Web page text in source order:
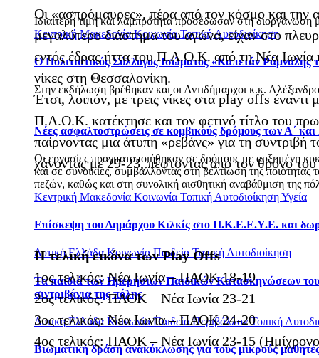
Ιδιαίτερη τιμή και λαμπρότητα προσέδωσαν στη διοργάνωση
Κεντρική ΜακεδονίαΚοινωνίαΤοπική Αυτοδιοίκηση
Ο Πολιτιστικός Σύλλογος Ισώματος «Καπετάν Ράμναλης
Στην εκδήλωση βρέθηκαν και οι Αντιδήμαρχοι κ.κ.
Νέες ασφαλτοστρώσεις σε κομβικούς δρόμους των Α΄
Οι εργασίες πραγματοποιήθηκαν σε δρόμους με αυξημένη
και σε συνοικίες, συμβάλλοντας στη βελτίωση της
πεζών, καθώς και στη συνολική αισθητική αναβάθμιση της
Κεντρική Μακεδονία Κοινωνία Τοπική ΑυτοδιοίκησηΥγεία
Επίσκεψη του Δημάρχου Κιλκίς στο Π.Κ.Ε.Ε.Υ.Ε. και
Δυτική ΕλλάδαΚοινωνίαΠαιδεία Τοπική Αυτοδιοίκηση
Τα παιδιά των Ημερήσιων Παιδικών Κατασκηνώσεων
σιντριβάνια της πόλης
Δυτική Ελλάδα ΚοινωνίαΠαιδείαΠεριβάλλονΤοπική
Βιωματική δράση ανακύκλωσης για τους μικρούς
Οι «ασπρόμαυρες», πέρα από τον κόσμο και την
μεγαλύτερο διάστημα του αγώνα, είχαν στο
εντός έδρας ήττα του Π.Α.Ο.Κ. από τη Νέα Ιωνία
νίκες στη Θεσσαλονίκη.
Έτσι, λοιπόν, με τρεις νίκες στα play offs
Π.Α.Ο.Κ. κατέκτησε και τον φετινό τίτλο του
παίρνοντας μια άτυπη «ρεβάνς» για τη
χάνοντας με 29-23, πέφτοντας από τον θρόνο
Η τελική εικόνα των Play Offs
1ος τελικός: Νέα Ιωνία – ΠΑΟΚ 18-19
2ος τελικός: ΠΑΟΚ – Νέα Ιωνία 23-21
3ος τελικός: Νέα Ιωνία – ΠΑΟΚ 24-20
4ος τελικός: ΠΑΟΚ – Νέα Ιωνία 23-15